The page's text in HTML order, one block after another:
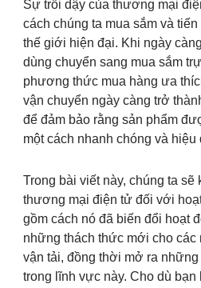
Sự trỗi dậy của thương mại
cách chúng ta mua sắm và
thế giới hiện đại. Khi ngày
dùng chuyển sang mua sắm
phương thức mua hàng ưa
vận chuyển ngày càng trở
để đảm bảo rằng sản phẩm
một cách nhanh chóng và hiệu
Trong bài viết này, chúng ta sẽ
thương mại điện tử đối với
gồm cách nó đã biến đổi hoạt
những thách thức mới cho các
vận tải, đồng thời mở ra
trong lĩnh vực này. Cho dù